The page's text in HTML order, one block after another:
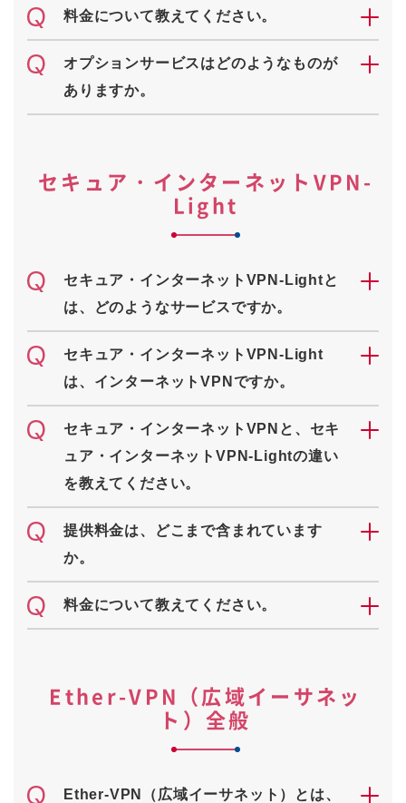
料金について教えてください。
オプションサービスはどのようなものが
ありますか。
セキュア・インターネットVPN-
Light
セキュア・インターネットVPN-Lightと
は、どのようなサービスですか。
セキュア・インターネットVPN-Light
は、インターネットVPNですか。
セキュア・インターネットVPNと、セキ
ュア・インターネットVPN-Lightの違い
を教えてください。
提供料金は、どこまで含まれています
か。
料金について教えてください。
Ether-VPN（広域イーサネッ
ト）全般
Ether-VPN（広域イーサネット）とは、